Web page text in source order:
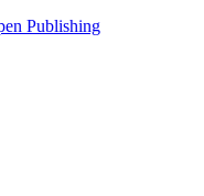
Publishing